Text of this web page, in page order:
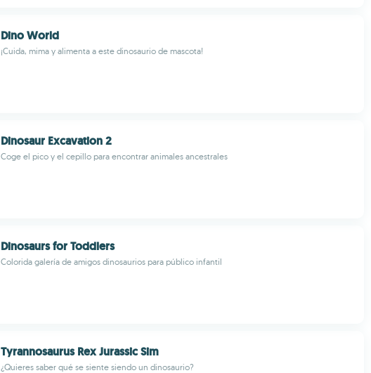
Dino World
¡Cuida, mima y alimenta a este dinosaurio de mascota!
Dinosaur Excavation 2
Coge el pico y el cepillo para encontrar animales ancestrales
Dinosaurs for Toddlers
Colorida galería de amigos dinosaurios para público infantil
Tyrannosaurus Rex Jurassic Sim
¿Quieres saber qué se siente siendo un dinosaurio?